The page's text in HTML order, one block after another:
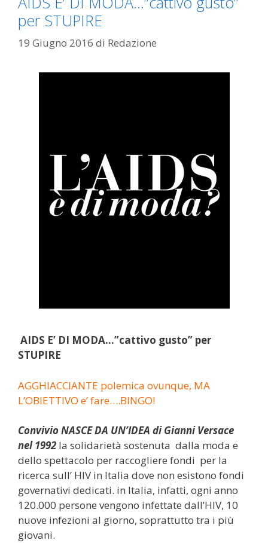
per STUPIRE
19 Giugno 2016 di Redazione
AIDS E’ DI MODA…”cattivo gusto” per
STUPIRE
AGGHIACCIANTE polemica ovunque, MA
L’OBIETTIVO e’ fare….BINGO!
Convivio NASCE DA UN’IDEA di Gianni Versace
nel 1992 la solidarietà sostenuta dalla moda e
dello spettacolo per raccogliere fondi per la
ricerca sull’ HIV in Italia dove non esistono fondi
governativi dedicati. in Italia, infatti, ogni anno
120.000 persone vengono infettate dall’HIV, 10
nuove infezioni al giorno, soprattutto tra i più
giovani.